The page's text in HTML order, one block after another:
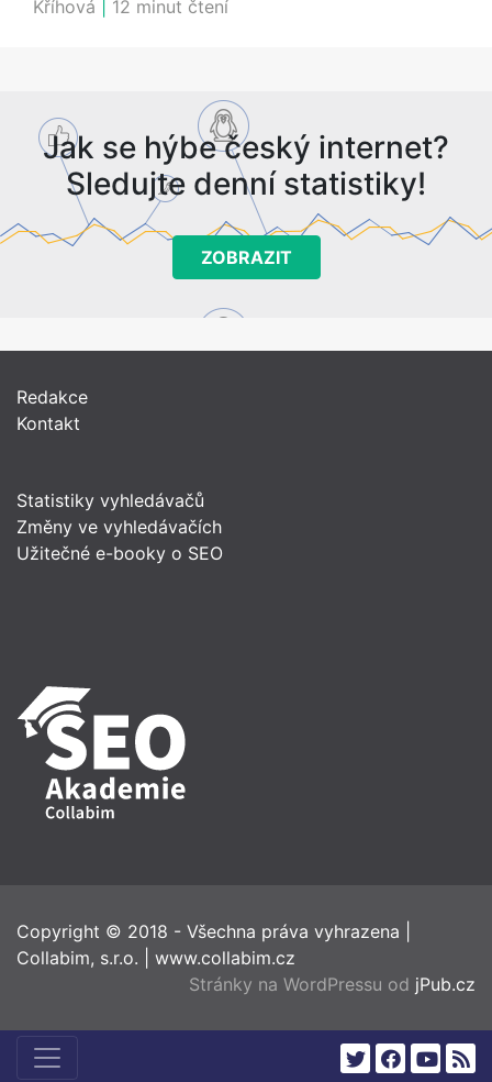
Kříhová
12 minut čtení
Jak se hýbe český internet?
Sledujte denní statistiky!
ZOBRAZIT
Redakce
Kontakt
Statistiky vyhledávačů
Změny ve vyhledávačích
Užitečné e-booky o SEO
Copyright © 2018 - Všechna práva vyhrazena
Collabim, s.r.o.
www.collabim.cz
Stránky na WordPressu od jPub.cz